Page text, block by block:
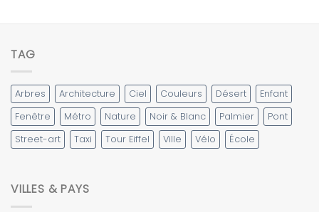
TAG
Arbres Architecture Ciel Couleurs Désert
Enfant
Fenêtre
Métro Nature Noir & Blanc Palmier
Pont
Street-art
Taxi Tour Eiffel Ville Vélo École
VILLES & PAYS